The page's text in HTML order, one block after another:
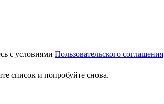
с условиями Пользовательского соглашения
список и попробуйте снова.